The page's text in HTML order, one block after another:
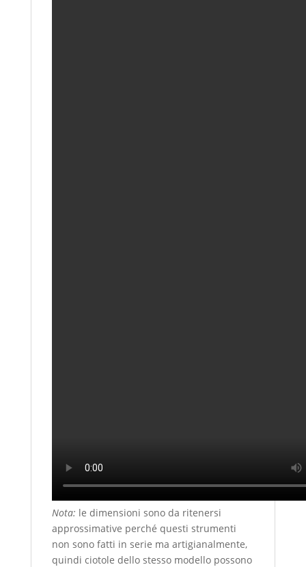
Nota: le dimensioni sono da ritenersi
approssimative perché questi strumenti
non sono fatti in serie ma artigianalmente,
quindi ciotole dello stesso modello possono